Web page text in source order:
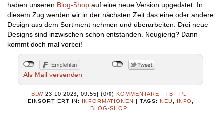
haben unseren Blog-Shop auf eine neue Version upgedatet. In
diesem Zug werden wir in der nächsten Zeit das eine oder andere
Design aus dem Sortiment nehmen und überarbeiten. Drei neue
Designs sind inzwischen schon entstanden. Neugierig? Dann
kommt doch mal vorbei!
Als Mail versenden
BLW 23.10.2023, 09.55| (0/0) KOMMENTARE | TB | PL
|
EINSORTIERT IN: INFORMATIONEN | TAGS: NEU INFO
BLOG-SHOP